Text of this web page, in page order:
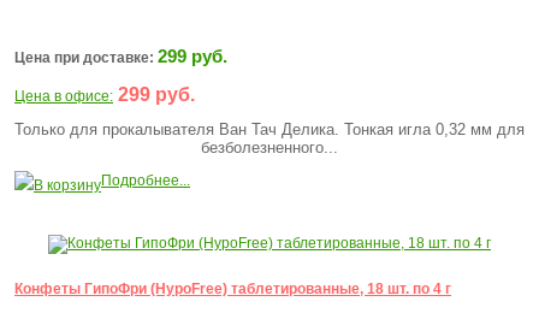
Цена при доставке: 299 руб.
Цена в офисе: 299 руб.
Только для прокалывателя Ван Тач Делика. Тонкая игла 0,32 мм для
безболезненного...
В корзинуПодробнее...
Конфеты ГипоФри (HypoFree) таблетированные, 18 шт. по 4 г